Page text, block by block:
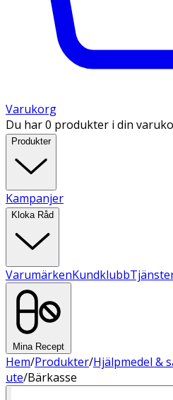
Varukorg
Du har 0 produkter i din
Produkter
Kampanjer
Kloka Råd
VarumärkenKundklubb
Mina Recept
Hem/Produkter/Hjälpmedel &
ute/Bärkasse